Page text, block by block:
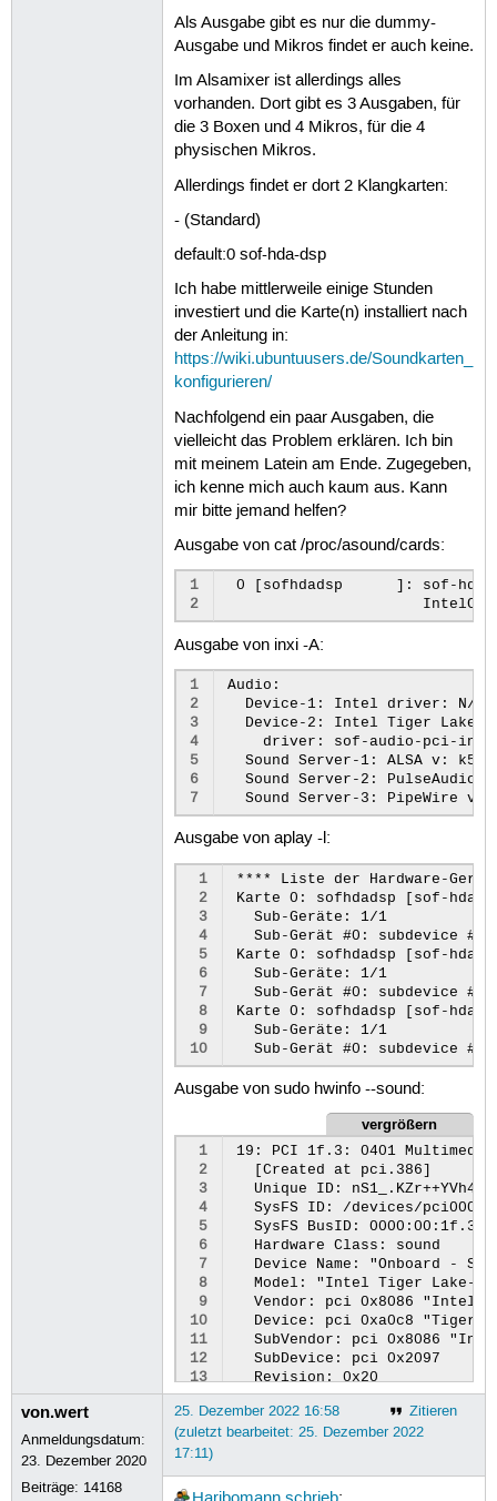
Als Ausgabe gibt es nur die dummy-
Ausgabe und Mikros findet er auch keine.
Im Alsamixer ist allerdings alles
vorhanden. Dort gibt es 3 Ausgaben, für
die 3 Boxen und 4 Mikros, für die 4
physischen Mikros.
Allerdings findet er dort 2 Klangkarten:
- (Standard)
default:0 sof-hda-dsp
Ich habe mittlerweile einige Stunden
investiert und die Karte(n) installiert nach
der Anleitung in:
https://wiki.ubuntuusers.de/Soundkarten_
konfigurieren/
Nachfolgend ein paar Ausgaben, die
vielleicht das Problem erklären. Ich bin
mit meinem Latein am Ende. Zugegeben,
ich kenne mich auch kaum aus. Kann
mir bitte jemand helfen?
Ausgabe von cat /proc/asound/cards:
1
2
0 [sofhdadsp      ]: sof-hda-
Ausgabe von inxi -A:
1
2
3
4
5
6
7
Audio:
  Device-1: Intel driver: N/A
Device-2: Intel Tiger Lake-
driver: sof-audio-pci-
Sound Server-1: ALSA v:
Sound Server-2: PulseAudio
Ausgabe von aplay -l:
1
2
3
4
5
6
7
8
9
10
**** Liste der Hardware-
Karte 0: sofhdadsp [sof-
  Sub-Geräte: 1/1
  Sub-Gerät #0: subdevice #0
Karte 0: sofhdadsp [sof-
  Sub-Geräte: 1/1
  Sub-Gerät #0: subdevice #0
Karte 0: sofhdadsp [sof-
  Sub-Geräte: 1/1
Ausgabe von sudo hwinfo --sound:
vergrößern
1
2
3
4
5
6
7
8
9
10
11
12
13
14
15
16
17
18
19
19: PCI 1f.3: 0401
  [Created at pci.386]
  Unique ID: nS1_.KZr++YVh4W1
SysFS ID: /devices/
  SysFS BusID: 0000:00:1f.3
  Hardware Class: sound
Device Name: "Onboard -
Model: "Intel Tiger Lake-
Vendor: pci 0x8086 "Intel
Device: pci 0xa0c8 "Tiger
SubVendor: pci 0x8086
  SubDevice: pci 0x2097
  Revision: 0x20
Driver: "sof-audio-pci-
Driver Modules:
Memory Range:
  IRQ: 186 (2181 events)
Module Alias:
von.wert
Anmeldungsdatum:
23. Dezember 2020
Beiträge: 14168
Zitieren
25. Dezember 2022 16:58
(zuletzt bearbeitet: 25. Dezember 2022
17:11)